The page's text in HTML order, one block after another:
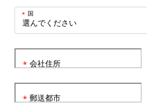
国
*
会社住所
*
郵送都市
*